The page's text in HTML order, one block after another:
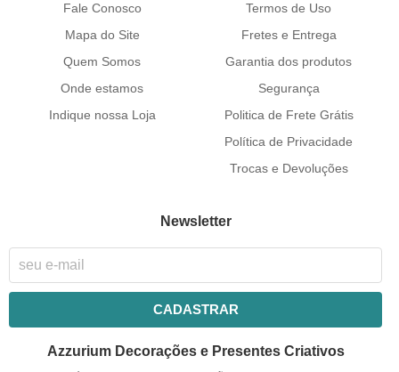
Fale Conosco
Mapa do Site
Quem Somos
Onde estamos
Indique nossa Loja
Termos de Uso
Fretes e Entrega
Garantia dos produtos
Segurança
Politica de Frete Grátis
Política de Privacidade
Trocas e Devoluções
Newsletter
CADASTRAR
Azzurium Decorações e Presentes Criativos